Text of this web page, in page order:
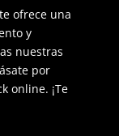
ofrece una
y
nuestras
por
online. ¡Te